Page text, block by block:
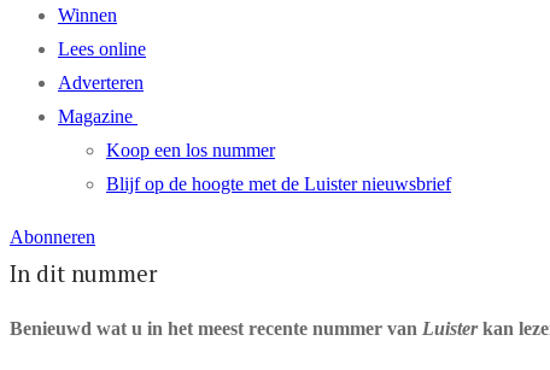
Winnen
Lees online
Adverteren
Magazine
Koop een los nummer
Blijf op de hoogte met de Luister nieuwsbrief
Abonneren
In dit nummer
Benieuwd wat u in het meest recente nummer van Luisterkan